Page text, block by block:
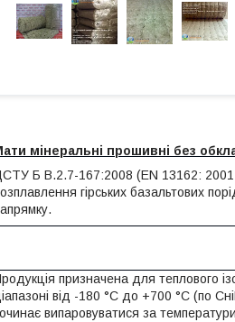
мінеральні прошивні без
Б В.2.7-167:2008 (EN 13162:
гірських базальтових
призначена для теплового
від -180 °C до +700 °C (по
випаровуватися за